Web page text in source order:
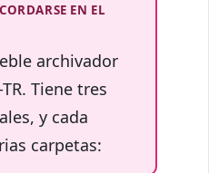
EN EL
archivador
Tiene tres
y cada
carpetas: